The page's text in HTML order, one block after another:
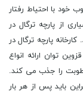
خود با احتیاط رفتار
از پارچه ترگال در
پارچه ترگال در
توان ارائه انواع
رطوبت را جذب می کند.
باید پس از هر بار